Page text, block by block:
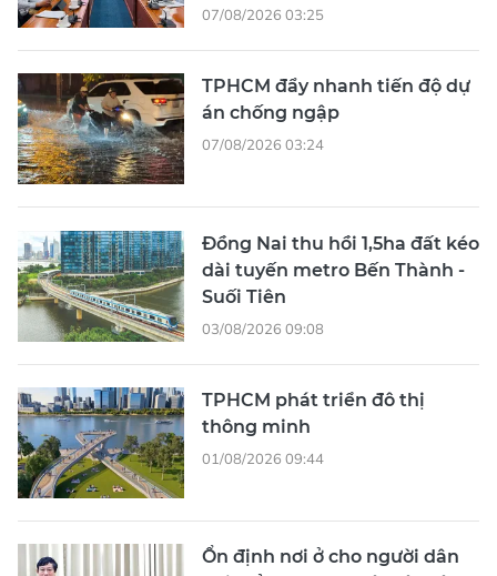
07/08/2026 03:25
TPHCM đẩy nhanh tiến độ dự
án chống ngập
07/08/2026 03:24
Đồng Nai thu hồi 1,5ha đất kéo
dài tuyến metro Bến Thành -
Suối Tiên
03/08/2026 09:08
TPHCM phát triển đô thị
thông minh
01/08/2026 09:44
Ổn định nơi ở cho người dân